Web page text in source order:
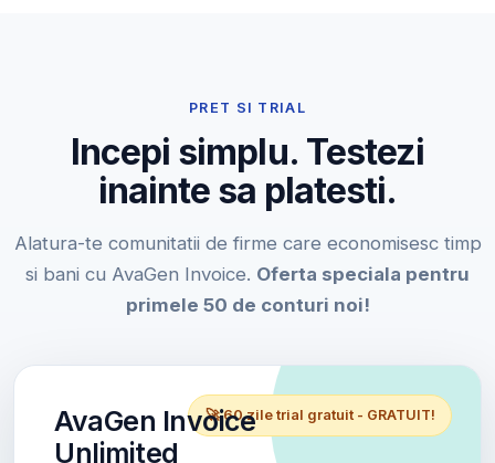
PRET SI TRIAL
Incepi simplu. Testezi
inainte sa platesti.
Alatura-te comunitatii de firme care economisesc timp
si bani cu AvaGen Invoice. Oferta speciala pentru
primele 50 de conturi noi!
🚀 60 zile trial gratuit - GRATUIT!
AvaGen Invoice
Unlimited